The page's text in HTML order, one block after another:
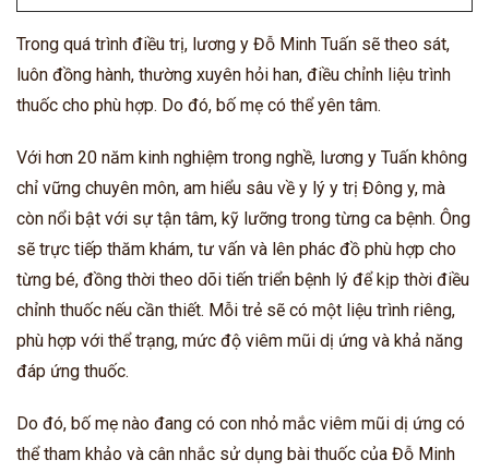
Trong quá trình điều trị, lương y Đỗ Minh Tuấn sẽ theo sát,
luôn đồng hành, thường xuyên hỏi han, điều chỉnh liệu trình
thuốc cho phù hợp. Do đó, bố mẹ có thể yên tâm.
Với hơn 20 năm kinh nghiệm trong nghề, lương y Tuấn không
chỉ vững chuyên môn, am hiểu sâu về y lý y trị Đông y, mà
còn nổi bật với sự tận tâm, kỹ lưỡng trong từng ca bệnh. Ông
sẽ trực tiếp thăm khám, tư vấn và lên phác đồ phù hợp cho
từng bé, đồng thời theo dõi tiến triển bệnh lý để kịp thời điều
chỉnh thuốc nếu cần thiết. Mỗi trẻ sẽ có một liệu trình riêng,
phù hợp với thể trạng, mức độ viêm mũi dị ứng và khả năng
đáp ứng thuốc.
Do đó, bố mẹ nào đang có con nhỏ mắc viêm mũi dị ứng có
thể tham khảo và cân nhắc sử dụng bài thuốc của Đỗ Minh